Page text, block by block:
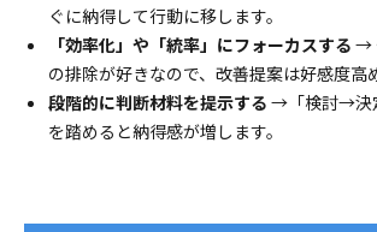
ぐに納得して行動に移します。
「効率化」や「統率」にフォーカスする →
の排除が好きなので、改善提案は好感度高
段階的に判断材料を提示する →「検討→決
を踏めると納得感が増します。